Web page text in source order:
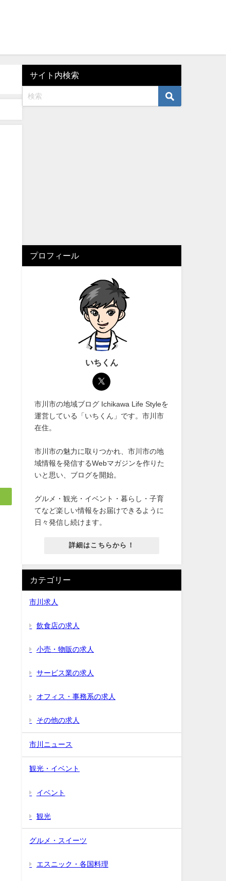
サイト内検索
プロフィール
いちくん
市川市の地域ブログ Ichikawa Life Styleを
運営している「いちくん」です。市川市
在住。
市川市の魅力に取りつかれ、市川市の地
域情報を発信するWebマガジンを作りた
いと思い、ブログを開始。
グルメ・観光・イベント・暮らし・子育
てなど楽しい情報をお届けできるように
日々発信し続けます。
詳細はこちらから！
カテゴリー
市川求人
飲食店の求人
小売・物販の求人
サービス業の求人
オフィス・事務系の求人
その他の求人
市川ニュース
観光・イベント
イベント
観光
グルメ・スイーツ
エスニック・各国料理